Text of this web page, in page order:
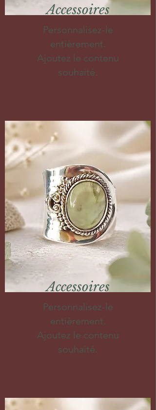
Accessoires
Personnalisez-le
entièrement.
Ajoutez le contenu
souhaité.
Accessoires
Personnalisez-le
entièrement.
Ajoutez le contenu
souhaité.